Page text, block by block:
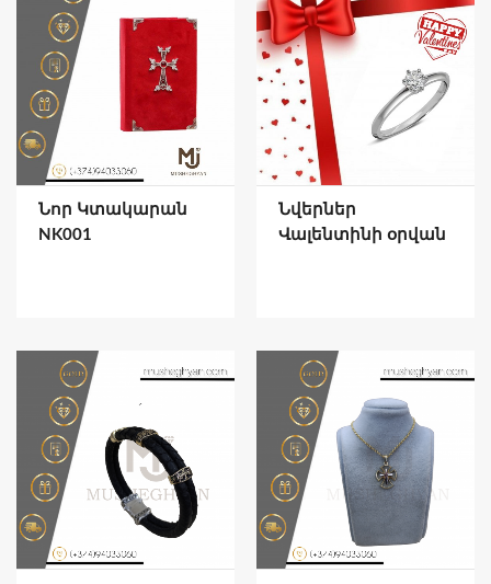
Նոր Կտակարան
NK001
Նվերներ
Վալենտինի օրվան